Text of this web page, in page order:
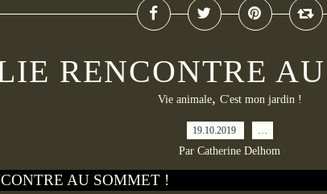
RENCONTRE
Vie animale, C'est mon jardin !
19.10.2019 …
Par Catherine Delhom